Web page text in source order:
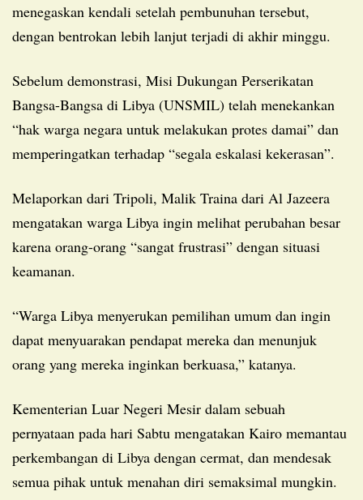
menegaskan kendali setelah pembunuhan tersebut,
dengan bentrokan lebih lanjut terjadi di akhir minggu.
Sebelum demonstrasi, Misi Dukungan Perserikatan
Bangsa-Bangsa di Libya (UNSMIL) telah menekankan
“hak warga negara untuk melakukan protes damai” dan
memperingatkan terhadap “segala eskalasi kekerasan”.
Melaporkan dari Tripoli, Malik Traina dari Al Jazeera
mengatakan warga Libya ingin melihat perubahan besar
karena orang-orang “sangat frustrasi” dengan situasi
keamanan.
“Warga Libya menyerukan pemilihan umum dan ingin
dapat menyuarakan pendapat mereka dan menunjuk
orang yang mereka inginkan berkuasa,” katanya.
Kementerian Luar Negeri Mesir dalam sebuah
pernyataan pada hari Sabtu mengatakan Kairo memantau
perkembangan di Libya dengan cermat, dan mendesak
semua pihak untuk menahan diri semaksimal mungkin.